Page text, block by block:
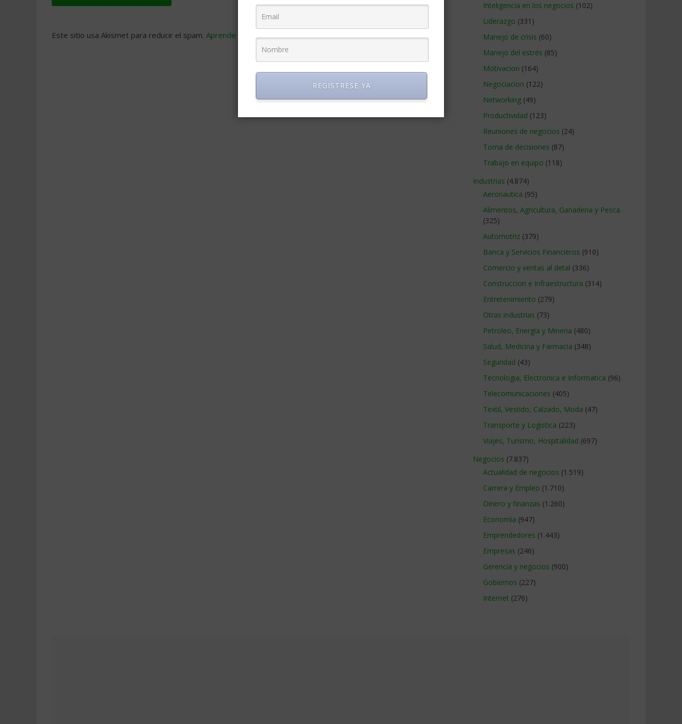
Este sitio usa Akismet para reducir el spam. Aprende cómo se procesan los datos de tus comentarios
Inteligencia en los negocios (102)
Liderazgo (331)
Manejo de crisis (60)
Manejo del estrés (85)
Motivacion (164)
Negociacion (122)
Networking (49)
Productividad (123)
Reuniones de negocios (24)
Toma de decisiones (87)
Trabajo en equipo (118)
Industrias (4.874)
Aeronautica (95)
Alimentos, Agricultura, Ganaderia y Pesca
(325)
Automotriz (379)
Banca y Servicios Financieros (910)
Comercio y ventas al detal (336)
Construccion e Infraestructura (314)
Entretenimiento (279)
Otras industrias (73)
Petroleo, Energia y Mineria (480)
Salud, Medicina y Farmacia (348)
Seguridad (43)
Tecnologia, Electronica e Informatica (96)
Telecomunicaciones (405)
Textil, Vestido, Calzado, Moda (47)
Transporte y Logistica (223)
Viajes, Turismo, Hospitalidad (697)
Negocios (7.837)
Actualidad de negocios (1.519)
Carrera y Empleo (1.710)
Dinero y finanzas (1.260)
Economía (947)
Emprendedores (1.443)
Empresas (246)
Gerencia y negocios (900)
Gobiernos (227)
Internet (276)
REGISTRESE YA